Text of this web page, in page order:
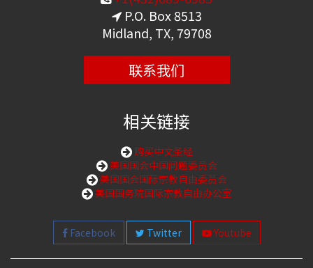
P.O. Box 8513
Midland, TX, 79708
联系我们
相关链接
购买中文圣经
美国国会中国问题委员会
美国国会国际宗教自由委员会
美国国务院国际宗教自由办公室
Facebook Twitter Youtube